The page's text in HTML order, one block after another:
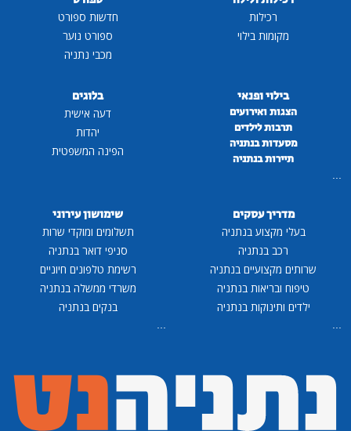
רכילות
מקומות בילוי
חדשות ספורט
ספורט נוער
מכבי נתניה
בילוי ופנאי
הצגות ואירועים
תרבות לילדים
מסעדות בנתניה
תיירות בנתניה
...
בלוגים
דעה אישית
יהדות
הפינה המשפטית
מדריך עסקים
בעלי מקצוע בנתניה
רכב בנתניה
שרותים מקצועיים בנתניה
טיפוח ובריאות בנתניה
ילדים ותינוקות בנתניה
...
שימושון עירוני
תשלומים ומוקדי שרות
סניפי דואר בנתניה
רשימת טלפונים חיוניים
משרדי ממשלה בנתניה
בנקים בנתניה
...